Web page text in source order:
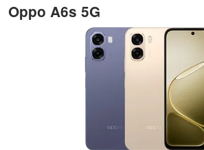
Oppo A6s 5G